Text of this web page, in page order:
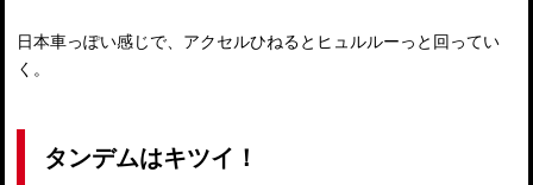
日本車っぽい感じで、アクセルひねるとヒュルルーっと回ってい
く。
タンデムはキツイ！